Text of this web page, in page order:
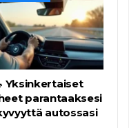
Yksinkertaiset
parantaaksesi
autossasi